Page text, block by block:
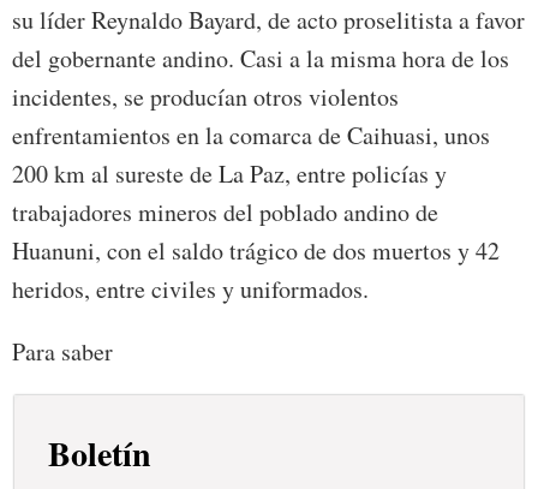
su líder Reynaldo Bayard, de acto proselitista a favor
del gobernante andino. Casi a la misma hora de los
incidentes, se producían otros violentos
enfrentamientos en la comarca de Caihuasi, unos
200 km al sureste de La Paz, entre policías y
trabajadores mineros del poblado andino de
Huanuni, con el saldo trágico de dos muertos y 42
heridos, entre civiles y uniformados.
Para saber
Boletín